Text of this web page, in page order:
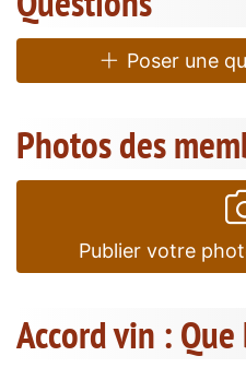
Poser une
Photos des
Publier votre
Accord vin :